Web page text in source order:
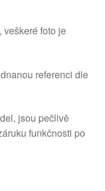
foto je
referenci dle
jsou pečlivě
funkčnosti po